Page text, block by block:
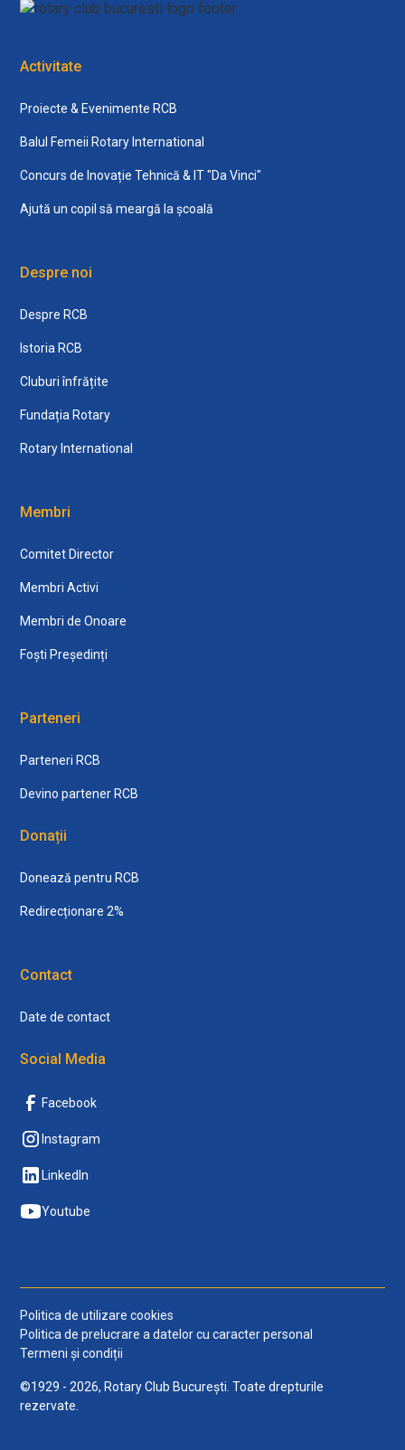
Activitate
Proiecte & Evenimente RCB
Balul Femeii Rotary International
Concurs de Inovație Tehnică & IT "Da Vinci"
Ajută un copil să meargă la școală
Despre noi
Despre RCB
Istoria RCB
Cluburi înfrățite
Fundația Rotary
Rotary International
Membri
Comitet Director
Membri Activi
Membri de Onoare
Foști Președinți
Parteneri
Parteneri RCB
Devino partener RCB
Donații
Donează pentru RCB
Redirecționare 2%
Contact
Date de contact
Social Media
Facebook
Instagram
LinkedIn
Youtube
©1929 - 2026, Rotary Club București. Toate drepturile
rezervate.
Politica de utilizare cookies
Politica de prelucrare a datelor cu caracter personal
Termeni și condiții